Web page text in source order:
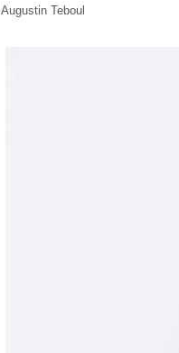
Augustin Teboul